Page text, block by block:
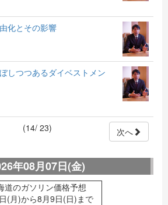
化とその影響
しつつあるダイベストメン
(14/ 23) 次へ
年08月07日(金)
道のガソリン価格予想
(月)から8月9日(日)まで